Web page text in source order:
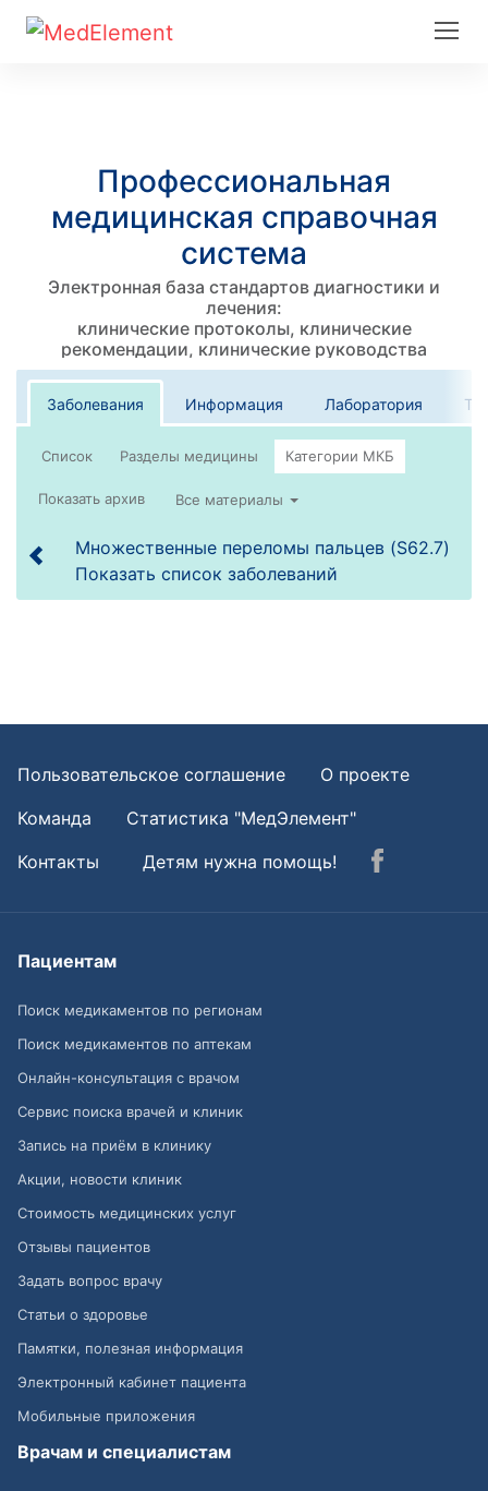
Профессиональная
медицинская справочная
система
Электронная база стандартов диагностики и
лечения:
клинические протоколы, клинические
рекомендации, клинические руководства
Заболевания Информация Лаборатория
Список
Все материалы
Множественные переломы пальцев (S62.7)
Показать список заболеваний
Пользовательское соглашение
О проекте
Команда
Статистика "МедЭлемент"
Контакты
Детям нужна помощь!
Пациентам
Поиск медикаментов по регионам
Поиск медикаментов по аптекам
Онлайн-консультация с врачом
Сервис поиска врачей и клиник
Запись на приём в клинику
Акции, новости клиник
Стоимость медицинских услуг
Отзывы пациентов
Задать вопрос врачу
Статьи о здоровье
Памятки, полезная информация
Электронный кабинет пациента
Мобильные приложения
Врачам и специалистам